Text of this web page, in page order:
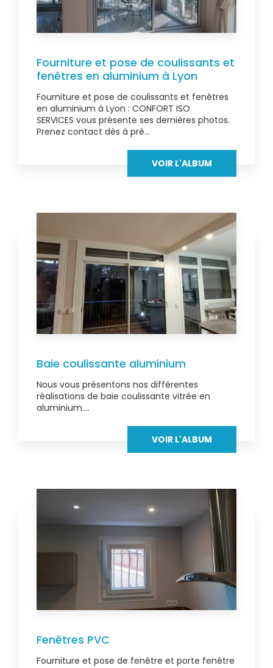
Fourniture et pose de coulissants et
fenêtres en aluminium à Lyon
Fourniture et pose de coulissants et fenêtres
en aluminium à Lyon : CONFORT ISO
SERVICES vous présente ses dernières photos.
Prenez contact dès à pré...
VOIR L'ALBUM
Baie coulissante aluminium
Nous vous présentons nos différentes
réalisations de baie coulissante vitrée en
aluminium....
VOIR L'ALBUM
Fenêtres PVC
Fourniture et pose de fenêtre et porte fenêtre